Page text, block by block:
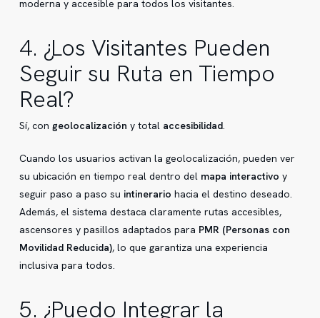
moderna y accesible para todos los visitantes.
4. ¿Los Visitantes Pueden
Seguir su Ruta en Tiempo
Real?
Sí, con geolocalización y total accesibilidad.
Cuando los usuarios activan la geolocalización, pueden ver
su ubicación en tiempo real dentro del mapa interactivo y
seguir paso a paso su intinerario hacia el destino deseado.
Además, el sistema destaca claramente rutas accesibles,
ascensores y pasillos adaptados para PMR (Personas con
Movilidad Reducida), lo que garantiza una experiencia
inclusiva para todos.
5. ¿Puedo Integrar la